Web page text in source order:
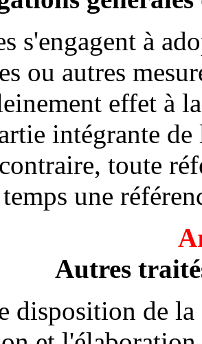
s'engagent à
ou autres
effet à
intégrante
toute
une
Autres
disposition de